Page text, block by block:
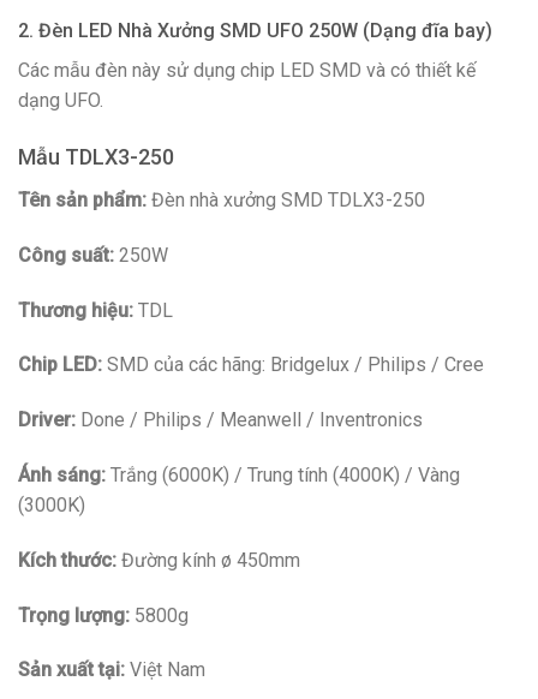
2. Đèn LED Nhà Xưởng SMD UFO 250W (Dạng đĩa bay)
Các mẫu đèn này sử dụng chip LED SMD và có thiết kế
dạng UFO.
Mẫu TDLX3-250
Tên sản phẩm: Đèn nhà xưởng SMD TDLX3-250
Công suất: 250W
Thương hiệu: TDL
Chip LED: SMD của các hãng: Bridgelux / Philips / Cree
Driver: Done / Philips / Meanwell / Inventronics
Ánh sáng: Trắng (6000K) / Trung tính (4000K) / Vàng
(3000K)
Kích thước: Đường kính ø 450mm
Trọng lượng: 5800g
Sản xuất tại: Việt Nam